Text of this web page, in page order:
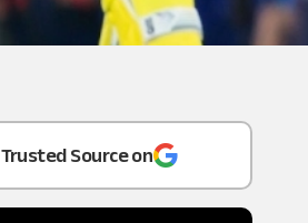
Trusted Source on